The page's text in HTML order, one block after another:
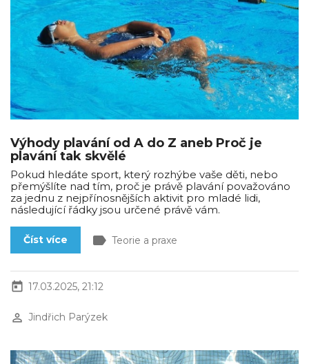
Výhody plavání od A do Z aneb Proč je
plavání tak skvělé
Pokud hledáte sport, který rozhýbe vaše děti, nebo
přemýšlíte nad tím, proč je právě plavání považováno
za jednu z nejpřínosnějších aktivit pro mladé lidi,
následující řádky jsou určené právě vám.
Číst více label Teorie a praxe
today 17.03.2025, 21:12
perm_identity Jindřich Parýzek